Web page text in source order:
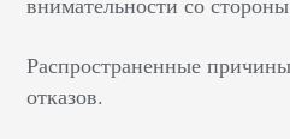
Распространенные
отказов.